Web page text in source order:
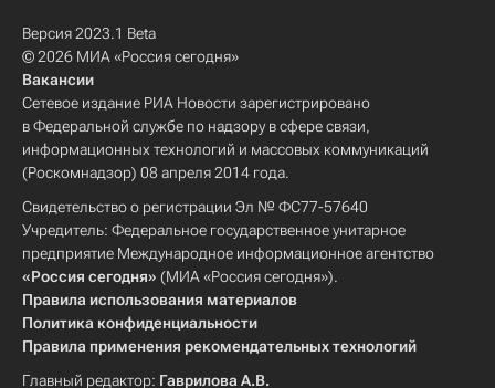
Версия 2023.1 Beta
© 2026 МИА «Россия сегодня»
Вакансии
Сетевое издание РИА Новости зарегистрировано
в Федеральной службе по надзору в сфере связи,
информационных технологий и массовых коммуникаций
(Роскомнадзор) 08 апреля 2014 года.
Свидетельство о регистрации Эл № ФС77-57640
Учредитель: Федеральное государственное унитарное
предприятие Международное информационное агентство
«Россия сегодня» (МИА «Россия сегодня»).
Правила использования материалов
Политика конфиденциальности
Правила применения рекомендательных технологий
Главный редактор: Гаврилова А.В.